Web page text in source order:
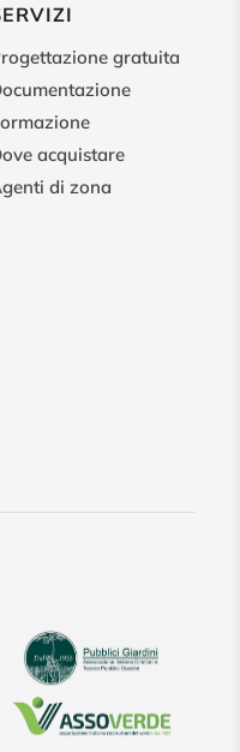
gratuita
acquistare
di zona